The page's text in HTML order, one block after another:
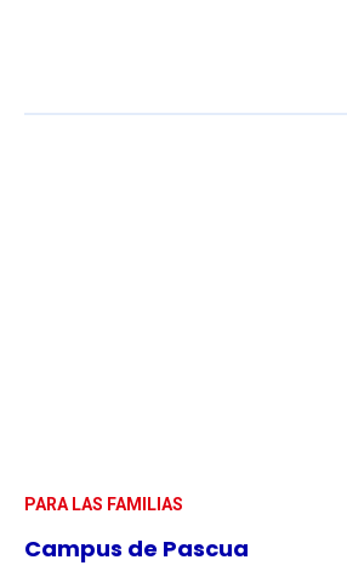
PARA LAS FAMILIAS
Campus de Pascua